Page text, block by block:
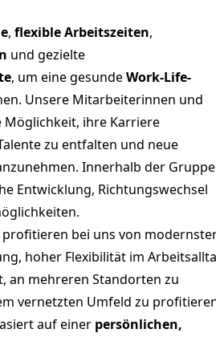
, flexible Arbeitszeiten,
und gezielte
, um eine gesundeWork-Life-
Unsere Mitarbeiterinnen und
ihre Karriere
zu entfalten und neue
Innerhalb der Gruppe
Entwicklung, Richtungswechsel
profitieren bei uns von
hoher Flexibilität im
an mehreren Standorten zu
vernetzten Umfeld zu
auf einer persönlichen,